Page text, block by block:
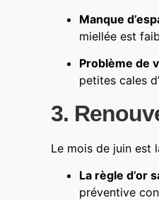
Manque
miellée est
Problème de
petites cales
3.
Le mois de juin est
La règle d’or
préventive